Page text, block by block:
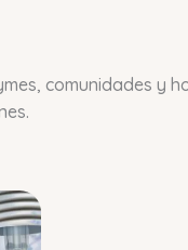
comunidades y